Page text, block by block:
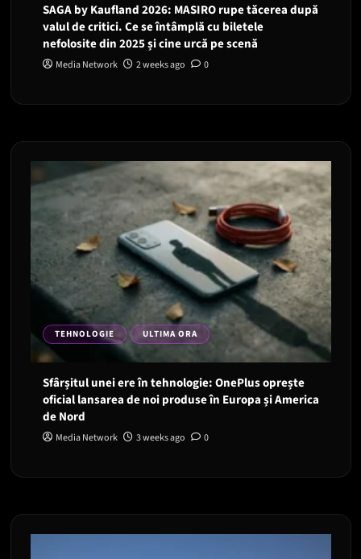
SAGA by Kaufland 2026: MASIRO rupe tăcerea după
valul de critici. Ce se întâmplă cu biletele
nefolosite din 2025 și cine urcă pe scenă
Media Network 2 weeks ago 0
TEHNOLOGIE ULTIMA ORA
Sfârșitul unei ere în tehnologie: OnePlus oprește
oficial lansarea de noi produse în Europa și America
de Nord
Media Network 3 weeks ago 0